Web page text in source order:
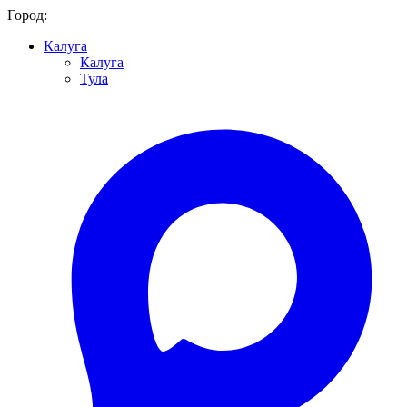
Город:
Калуга
Калуга
Тула